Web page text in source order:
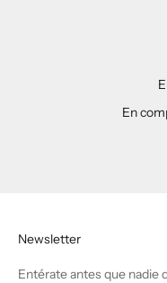
En
Newsletter
Entérate antes que nadie